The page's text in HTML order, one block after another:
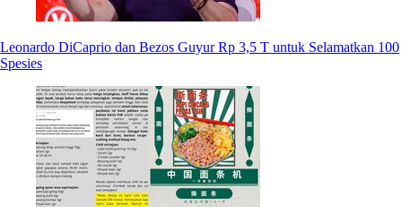
Leonardo DiCaprio dan Bezos Guyur Rp 3,5 T untuk Selamatkan 100
Spesies